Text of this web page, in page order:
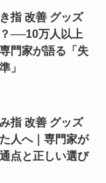
指 改善 グッズ
──10万人以上
門家が語る「失
」
指 改善 グッズ
人へ｜専門家が
点と正しい選び